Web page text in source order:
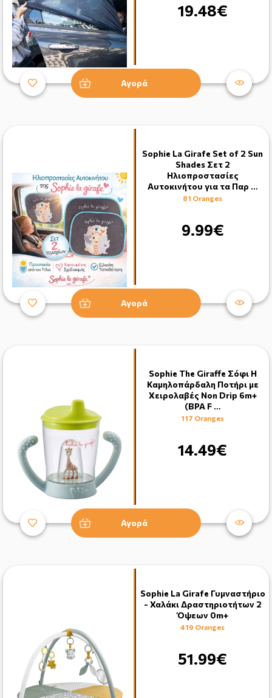
19.48€
Αγορά
Sophie La Girafe Set of 2 Sun
Shades Σετ 2
Ηλιοπροστασίες
Αυτοκινήτου για τα Παρ …
81 Oranges
9.99€
Αγορά
Sophie The Giraffe Σόφι Η
Καμηλοπάρδαλη Ποτήρι με
Χειρολαβές Non Drip 6m+
(BPA F …
117 Oranges
14.49€
Αγορά
Sophie La Girafe Γυμναστήριο
- Χαλάκι Δραστηριοτήτων 2
Όψεων 0m+
419 Oranges
51.99€